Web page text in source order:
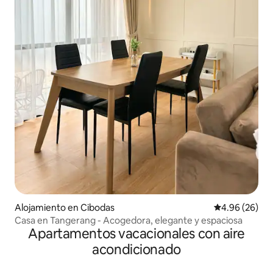
Alojamiento en Cibodas Calificación
4.96 (26)
Casa en Tangerang - Acogedora, elegante y espaciosa
Apartamentos vacacionales con aire
acondicionado